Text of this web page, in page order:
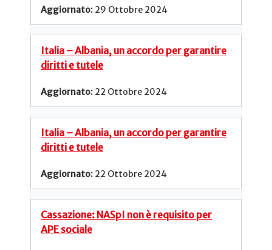
29 Ottobre 2024
Italia – Albania, un accordo per garantire
diritti e tutele
22 Ottobre 2024
Italia – Albania, un accordo per garantire
diritti e tutele
22 Ottobre 2024
Cassazione: NASpI non è requisito per
APE sociale